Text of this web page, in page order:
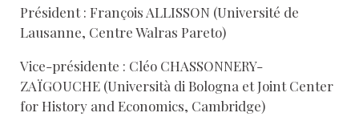
Président : François ALLISSON (Université de
Lausanne, Centre Walras Pareto)
Vice-présidente : Cléo CHASSONNERY-
ZAÏGOUCHE (Università di Bologna et Joint Center
for History and Economics, Cambridge)